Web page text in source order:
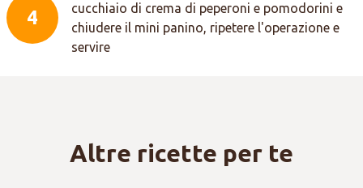
4
cucchiaio di crema di peperoni e pomodorini e
chiudere il mini panino, ripetere l'operazione e
servire
Altre ricette per te